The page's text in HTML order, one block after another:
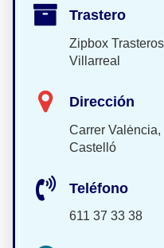
Trastero
Zipbox
Villarreal
Dirección
Carrer
Castelló
Teléfono
611 37 33 38